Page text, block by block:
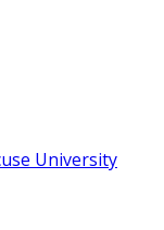
University